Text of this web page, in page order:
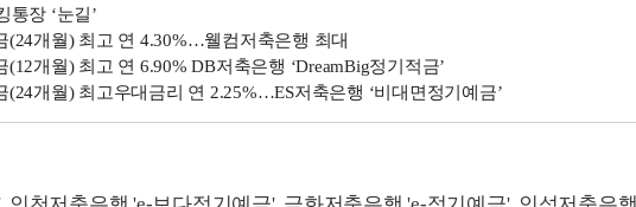
장 ‘눈길’
(24개월) 최고 연 4.30%…웰컴저축은행 최대
개월) 최고 연 6.90% DB저축은행 ‘DreamBig정기적금’
개월) 최고우대금리 연 2.25%…ES저축은행 ‘비대면정기예금’